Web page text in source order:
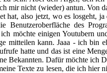
mir nicht (wieder) antun. Von
hat, also jetzt, wo es losgeht,
Benutzeroberfläche des
möchte einigen Youtubern
mitteilen kann. Jaaa -ich bin
hatte und das ist eine
Bekannten. Dafür möchte ich
Texte zu lesen, die ich hier